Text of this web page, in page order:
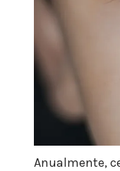
Anualmente,